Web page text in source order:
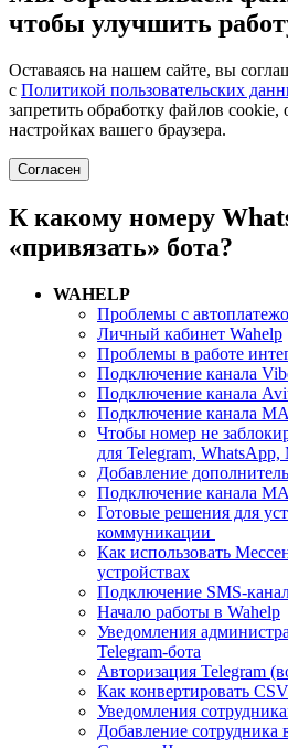
чтобы улучшить
Оставаясь на нашем сайте, вы
с Политикой пользовательских
запретить обработку файлов cookie,
настройках вашего браузера.
Согласен
К какому номеру
«привязать» бота?
WAHELP
Проблемы с
Личный кабинет Wahelp
Проблемы в работе
Подключение канала
Подключение канала
Подключение канала
Чтобы номер не
для Telegram,
Добавление
Подключение канала
Готовые решения для
коммуникации
Как использовать
устройствах
Подключение
Начало работы в Wahelp
Уведомления
Telegram‑бота
Авторизация Telegram
Как конвертировать
Уведомления
Добавление сотрудника